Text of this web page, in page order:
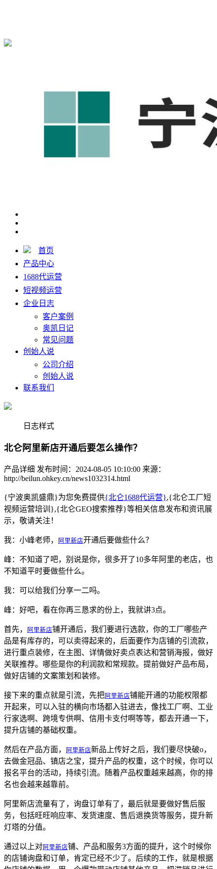
首页
产品中心
1688代运营
短视频运营
企业日志
客户案例
奥凯日记
常见问题
创始人说
公司介绍
创始人说
联系我们
日志样式
北仑阿里新店开通后要怎么操作？
产品详细 发布时间：2024-08-05 10:10:00 来源：
http://beilun.ohkey.cn/news1032314.html
{宁波奥凯盛鼎}为您免费提供{北仑1688代运营},{北仑工厂短
视频运营培训},{北仑GEO搜索推荐}等相关信息发布和资讯展
示，敬请关注！
我：小峰老师， 阿里新店开通后要做些什么？
峰：不知道了吧，别说是你，很多开了10多年阿里的老店，也
不知道平时要做些什么。
我：可以给我们分享一二吗。
峰：好吧，看在你再三恳求的份上，我就讲3点。
首先， 阿里新店铺开通后，我们要进行选款，你的工厂哪些产
品是有库存的，可以卖得起来的，后面要作为店铺的引流款，
进行重点装修，在主图、详情做好卖点表达和营销海报，做好
关联推荐。哪些是你的利润款和常规款。提前做好产品布局，
做好店铺的文案策划和装修。
接下来的重点就是引流，先把阿里新店铺能开通的功能权限都
开起来，可以入驻的横向市场都入驻进去，像找工厂啊、工业
行家选啊、跨境专供啊、信用卡支付啊等等，都去开通一下，
提升店铺的基础权重。
然后在产品方面， 阿里新店新品上传好之后，我们要尽快破o，
去做金冠品、镇店之宝，提升产品的权重，这个时候，你可以
报名平台的活动，持续引流。随着产品权重越来越高，你的排
名也会越来越靠前。
阿里新店流量有了，询盘订单有了，最后就是要做好售后服
务，包括旺旺响应率、发货速度、售后退换货等服务，提升新
灯塔的分值。
通过以上对阿里新店铺、产品和服务3方面的提升，这个时候你
的店铺询盘和订单，肯定已经不少了。后续的工作，就是根据